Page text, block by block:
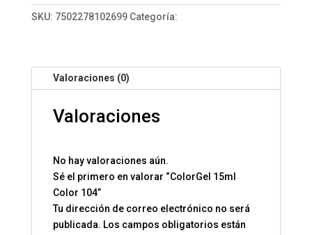
cantidad
SKU: 7502278102699 Categoría:
Valoraciones (0)
Valoraciones
No hay valoraciones aún.
Sé el primero en valorar “ColorGel 15ml
Color 104”
Tu dirección de correo electrónico no será
publicada. Los campos obligatorios están